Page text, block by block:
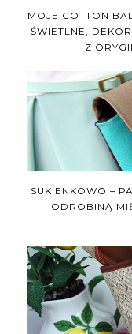
MOJE COTTON
ŚWIETLNE,
Z
SUKIENKOWO –
ODROBINĄ